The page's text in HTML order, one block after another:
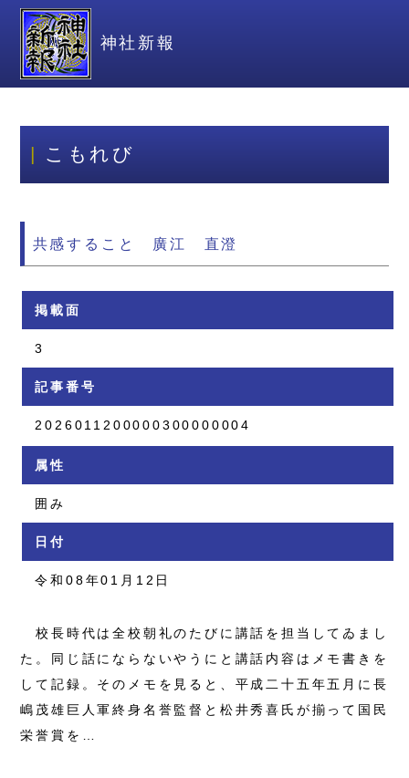
神社新報
こもれび
共感すること 廣江 直澄
掲載面
3
記事番号
2026011200000300000004
属性
囲み
日付
令和08年01月12日
校長時代は全校朝礼のたびに講話を担当してゐまし
た。同じ話にならないやうにと講話内容はメモ書きを
して記録。そのメモを見ると、平成二十五年五月に長
嶋茂雄巨人軍終身名誉監督と松井秀喜氏が揃って国民
栄誉賞を…